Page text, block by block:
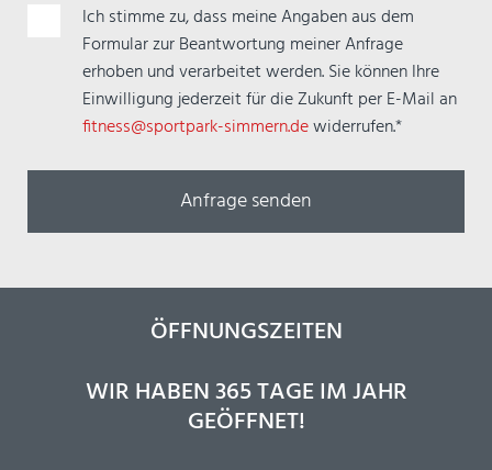
PflichtfeldIch stimme zu, dass meine Angaben aus dem
Formular zur Beantwortung meiner Anfrage
erhoben und verarbeitet werden. Sie können Ihre
Einwilligung jederzeit für die Zukunft per E-Mail an
fitness@sportpark-simmern.dewiderrufen.*
ÖFFNUNGSZEITEN
WIR HABEN 365 TAGE IM JAHR
GEÖFFNET!